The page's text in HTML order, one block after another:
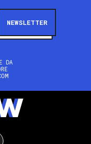
NEWSLETTER
DA